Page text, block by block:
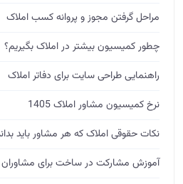
مراحل گرفتن مجوز و پروانه کسب املاک
چطور کمیسیون بیشتر در املاک بگیریم؟
راهنمایی طراحی سایت برای دفاتر املاک
نرخ کمیسیون مشاور املاک 1405
نکات حقوقی املاک که هر مشاور باید
آموزش مشارکت در ساخت برای مشاوران